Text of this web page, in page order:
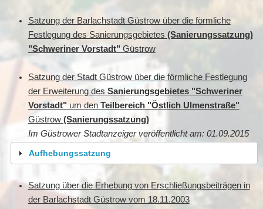
Satzung der Barlachstadt Güstrow über die förmliche
Festlegung des Sanierungsgebietes (Sanierungssatzung)
"Schweriner Vorstadt"Güstrow
Satzung der Stadt Güstrow über die förmliche Festlegung
der Erweiterung des Sanierungsgebietes "Schweriner
Vorstadt"um den Teilbereich "Östlich Ulmenstraße"
Güstrow(Sanierungssatzung)
Im Güstrower Stadtanzeiger veröffentlicht am: 01.09.2015
Aufhebungssatzung
Satzung über die Erhebung von Erschließungsbeiträgen in
der Barlachstadt Güstrow vom 18.11.2003